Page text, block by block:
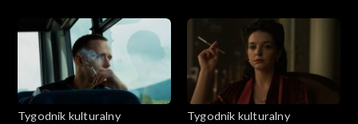
Tygodnik kulturalny
Tygodnik kulturalny